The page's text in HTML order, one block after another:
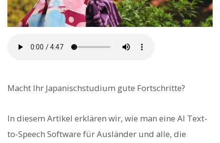
Macht Ihr Japanischstudium gute Fortschritte?
In diesem Artikel erklären wir, wie man eine AI Text-
to-Speech Software für Ausländer und alle, die